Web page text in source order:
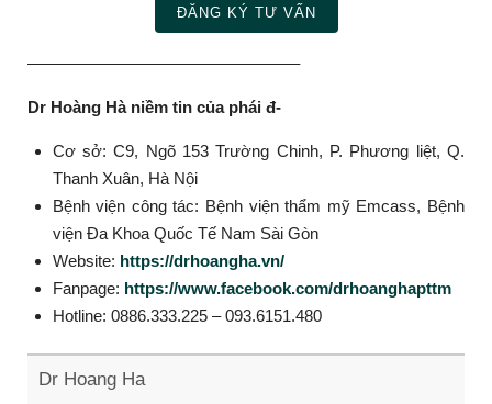
ĐĂNG KÝ TƯ VẤN
————————————————–
Dr Hoàng Hà niềm tin của phái đ-
Cơ sở: C9, Ngõ 153 Trường Chinh, P. Phương liệt, Q.
Thanh Xuân, Hà Nội
Bệnh viện công tác: Bệnh viện thẩm mỹ Emcass, Bệnh
viện Đa Khoa Quốc Tế Nam Sài Gòn
Website: https://drhoangha.vn/
Fanpage: https://www.facebook.com/drhoanghapttm
Hotline: 0886.333.225 – 093.6151.480
Dr Hoang Ha